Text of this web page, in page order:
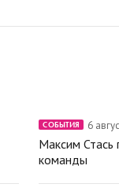
СОБЫТИЯ 6
Максим Стась
команды